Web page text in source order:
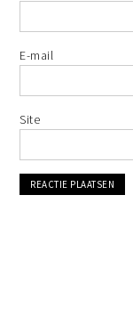
E-mail
Site